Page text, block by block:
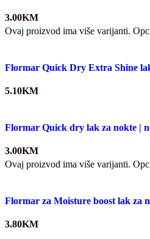
3.00KM
Ovaj proizvod ima više varijanti.
Flormar Quick Dry Extra Shine
5.10KM
Flormar Quick dry lak za nokte |
3.00KM
Ovaj proizvod ima više varijanti.
Flormar za Moisture boost lak za
3.80KM